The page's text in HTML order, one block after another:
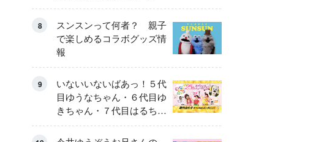
8
スンスンって何者？ 親子
で楽しめるコラボグッズ情
報
9
いないいないばあっ！５代
目ゆうなちゃん・６代目ゆ
きちゃん・７代目はるちゃ
ん スペシャルインタビュ
ー